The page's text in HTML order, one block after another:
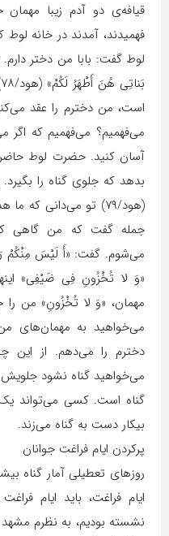
قیافه‌ی دو آدم زیبا
فهمیدند، آمدند در خانه
لوط گفت: بابا من دختر
است، من دخترم را عقد
می‌فهمیم؟ می‌فهمیم که اگر
آسان کنید. حضرت لوط
بدهد که جلوی گناه را بگیرد.
(هود/۷۹) تو می‌دانی
جمله گفت که من گاهی
می‌شوم. گفت: «أَ لَیْسَ مِنْکُمْ
«وَ لا تُخْزُونِ فِی ضَیْفِی‏»
مهمان، «وَ لا تُخْزُونِ» من
می‌خواهید به مهمان‌های
دخترم را می‌دهم. از این
می‌خواهید گناه نشود جلویش
گناه است. کسی می‌تواند
بیکار دست به گناه می‌زند.
پرکردن ایام فراغت جوانان
روزهای تعطیلی آمار گناه
ایام فراغت، باید ایام
نشسته بودیم، به نظرم مشهد